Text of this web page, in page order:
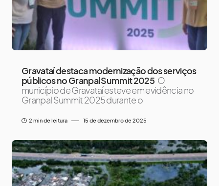
Gravataí destaca modernização dos serviços
públicos no Granpal Summit 2025 O
município de Gravataí esteve em evidência no
Granpal Summit 2025 durante o
2 min de leitura 15 de dezembro de 2025